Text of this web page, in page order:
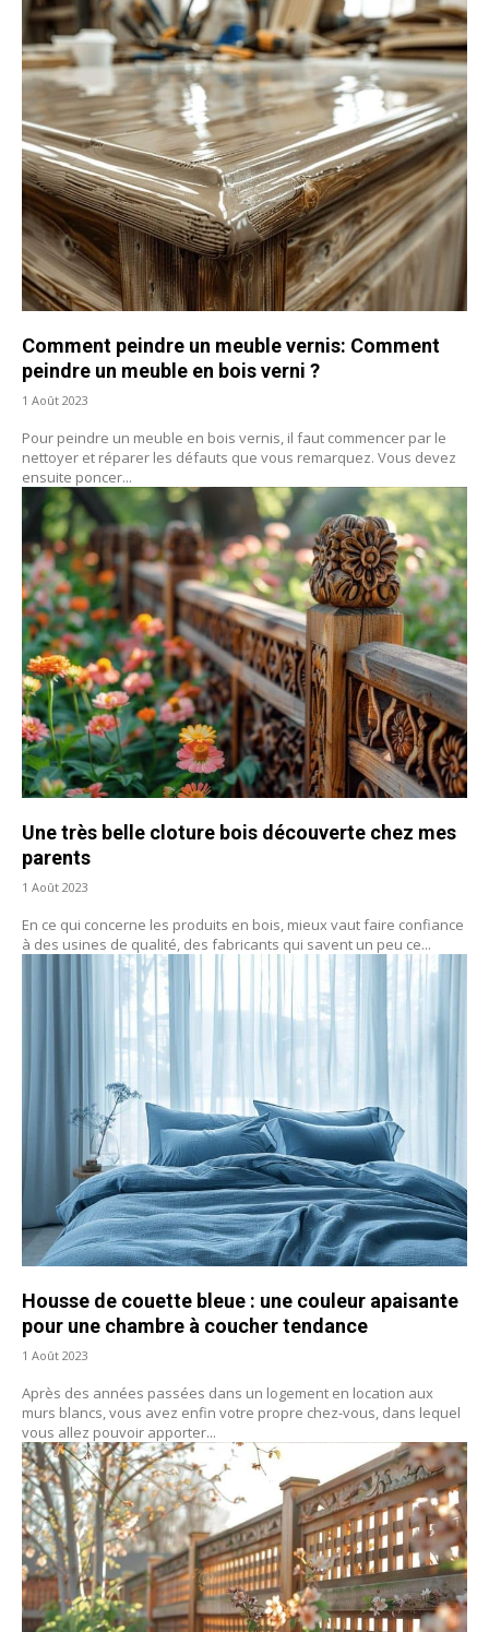
Comment peindre un meuble vernis: Comment
peindre un meuble en bois verni ?
1 Août 2023
Pour peindre un meuble en bois vernis, il faut commencer par le
nettoyer et réparer les défauts que vous remarquez. Vous devez
ensuite poncer...
Une très belle cloture bois découverte chez mes
parents
1 Août 2023
En ce qui concerne les produits en bois, mieux vaut faire confiance
à des usines de qualité, des fabricants qui savent un peu ce...
Housse de couette bleue : une couleur apaisante
pour une chambre à coucher tendance
1 Août 2023
Après des années passées dans un logement en location aux
murs blancs, vous avez enfin votre propre chez-vous, dans lequel
vous allez pouvoir apporter...